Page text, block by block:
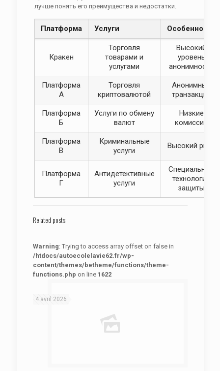
лучше понять его преимущества и недостатки.
Платформа Услуги Особенности
Кракен
Торговля
товарами и
услугами
Высокий
уровень
анонимности
Платформа
А
Торговля
криптовалютой
Анонимные
транзакции
Платформа
Б
Услуги по обмену
валют
Низкие
комиссии
Платформа
В
Криминальные
услуги
Высокий риск
Платформа
Г
Антидетективные
услуги
Специальные
технологии
защиты
Related posts
Warning: Trying to access array offset on false in
/htdocs/autoecolelavie62.fr/wp-
content/themes/betheme/functions/theme-
functions.php on line 1622
4 avril 2026